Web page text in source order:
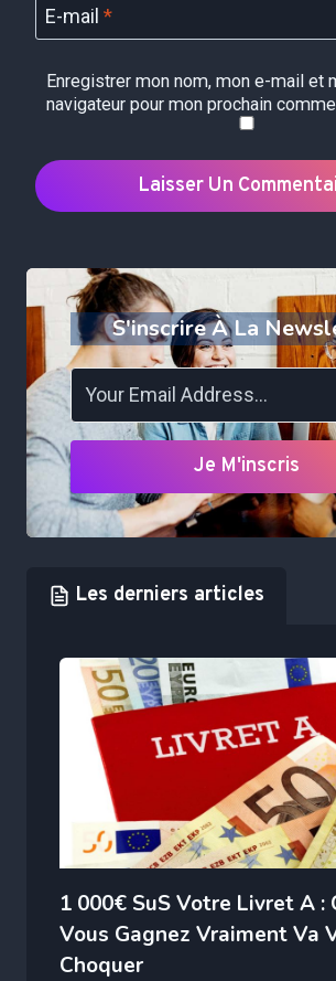
E-mail *
Enregistrer mon nom, mon e-mail et
navigateur pour mon prochain
S'inscrire À La
Je M'inscris
Les derniers articles
1 000€ SuS Votre Livret A :
Vous Gagnez Vraiment Va
Choquer